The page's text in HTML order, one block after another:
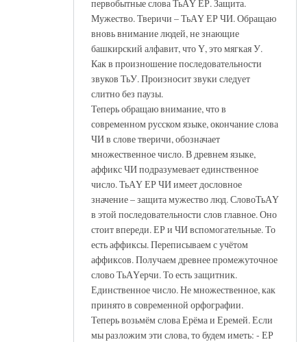
первобытные слова ТьАҮ ЕР. Защита.
Мужество. Тверичи – ТьАҮ ЕР ЧИ. Обращаю
вновь внимание людей, не знающие
башкирский алфавит, что Ү, это мягкая У.
Как в произношение последовательности
звуков ТьУ. Произносит звуки следует
слитно без паузы.
Теперь обращаю внимание, что в
современном русском языке, окончание слова
ЧИ в слове тверичи, обозначает
множественное число. В древнем языке,
аффикс ЧИ подразумевает единственное
число. ТьАҮ ЕР ЧИ имеет дословное
значение – защита мужество люд. СловоТьАҮ
в этой последовательности слов главное. Оно
стоит впереди. ЕР и ЧИ вспомогательные. То
есть аффиксы. Переписываем с учётом
аффиксов. Получаем древнее промежуточное
слово ТьАҮерчи. То есть защитник.
Единственное число. Не множественное, как
принято в современной орфографии.
Теперь возьмём слова Ерёма и Еремей. Если
мы разложим эти слова, то будем иметь: - ЕР